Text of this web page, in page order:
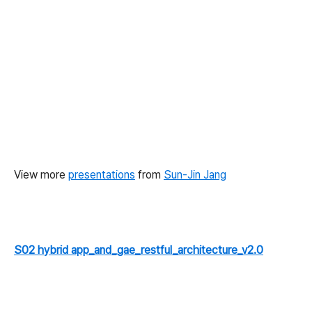
View more presentations from Sun-Jin Jang
S02 hybrid app_and_gae_restful_architecture_v2.0